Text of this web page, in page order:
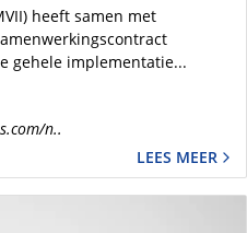
heeft samen met
gehele implementatie...
n..
LEES MEER